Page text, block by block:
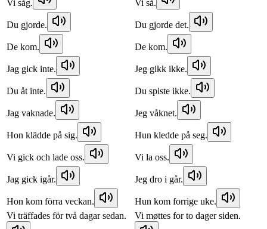
Vi såg. Vi så.
Du gjorde. Du gjorde det.
De kom. De kom.
Jag gick inte. Jeg gikk ikke.
Du åt inte. Du spiste ikke.
Jag vaknade. Jeg våknet.
Hon klädde på sig. Hun kledde på seg.
Vi gick och lade oss. Vi la oss.
Jag gick igår. Jeg dro i går.
Hon kom förra veckan.
Hun kom forrige uke.
Vi träffades för två dagar sedan.
Vi møttes for to dager siden.